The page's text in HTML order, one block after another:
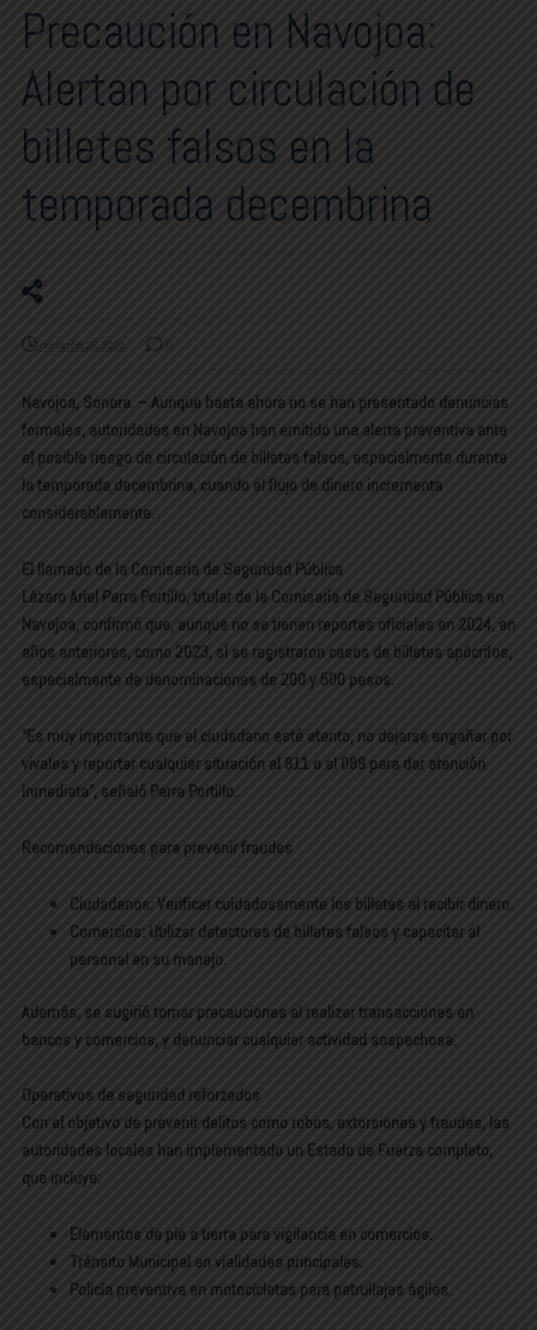
Precaución en Navojoa:
Alertan por circulación de
billetes falsos en la
temporada decembrina
noviembre 26, 2024 0
Navojoa, Sonora. – Aunque hasta ahora no se han presentado denuncias
formales, autoridades en Navojoa han emitido una alerta preventiva ante
el posible riesgo de circulación de billetes falsos, especialmente durante
la temporada decembrina, cuando el flujo de dinero incrementa
considerablemente.
El llamado de la Comisaría de Seguridad Pública
Lázaro Ariel Parra Portillo, titular de la Comisaría de Seguridad Pública en
Navojoa, confirmó que, aunque no se tienen reportes oficiales en 2024, en
años anteriores, como 2023, sí se registraron casos de billetes apócrifos,
especialmente de denominaciones de 200 y 500 pesos.
“Es muy importante que el ciudadano esté atento, no dejarse engañar por
vivales y reportar cualquier situación al 911 o al 089 para dar atención
inmediata”, señaló Parra Portillo.
Recomendaciones para prevenir fraudes
Ciudadanos: Verificar cuidadosamente los billetes al recibir dinero.
Comercios: Utilizar detectores de billetes falsos y capacitar al
personal en su manejo.
Además, se sugirió tomar precauciones al realizar transacciones en
bancos y comercios, y denunciar cualquier actividad sospechosa.
Operativos de seguridad reforzados
Con el objetivo de prevenir delitos como robos, extorsiones y fraudes, las
autoridades locales han implementado un Estado de Fuerza completo,
que incluye:
Elementos de pie a tierra para vigilancia en comercios.
Tránsito Municipal en vialidades principales.
Policía preventiva en motocicletas para patrullajes ágiles.